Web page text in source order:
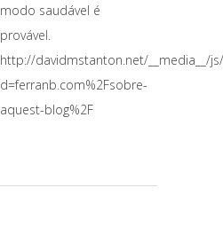
modo saudável é
provável.
http://davidmstanton.net/__media__/
d=ferranb.com%2Fsobre-
aquest-blog%2F